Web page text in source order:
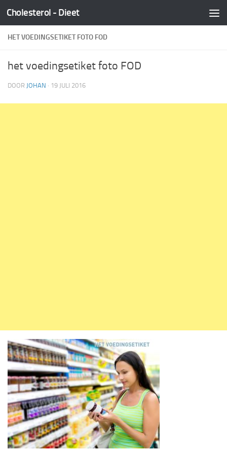
Skip to content
Cholesterol - Dieet
HET VOEDINGSETIKET FOTO FOD
het voedingsetiket foto FOD
DOOR JOHAN · 19 JULI 2016